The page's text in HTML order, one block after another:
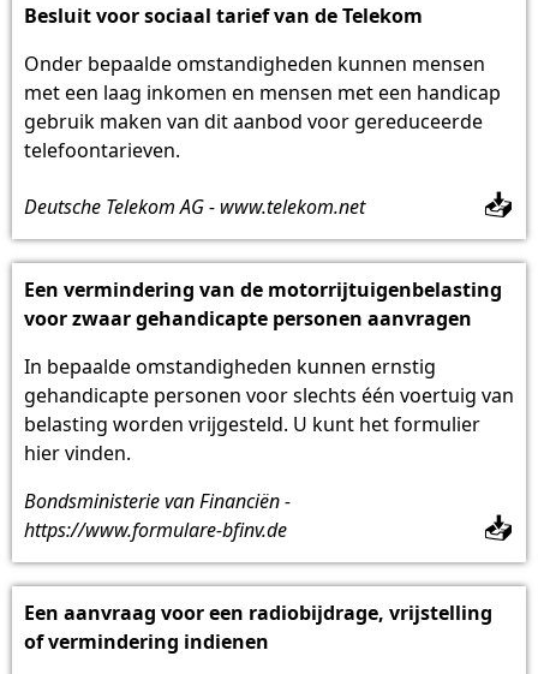
Besluit voor sociaal tarief van de Telekom
Onder bepaalde omstandigheden kunnen mensen
met een laag inkomen en mensen met een handicap
gebruik maken van dit aanbod voor gereduceerde
telefoontarieven.
Deutsche Telekom AG - www.telekom.net 📥
Een vermindering van de motorrijtuigenbelasting
voor zwaar gehandicapte personen aanvragen
In bepaalde omstandigheden kunnen ernstig
gehandicapte personen voor slechts één voertuig van
belasting worden vrijgesteld. U kunt het formulier
hier vinden.
Bondsministerie van Financiën -
https://www.formulare-bfinv.de
📥
Een aanvraag voor een radiobijdrage, vrijstelling
of vermindering indienen